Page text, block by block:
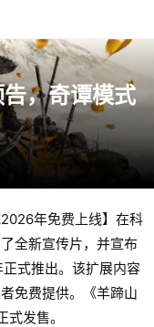
，奇谭模式
年免费上线】在科
全新宣传片，并宣布
式推出。该扩展内容
免费提供。《羊蹄山
发售。